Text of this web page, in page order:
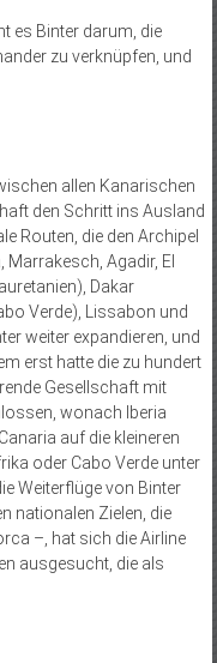
es Binter darum, die
zu verknüpfen, und
allen Kanarischen
den Schritt ins Ausland
Routen, die den Archipel
Agadir, El
Dakar
Verde), Lissabon und
weiter expandieren, und
erst hatte die zu hundert
Gesellschaft mit
wonach Iberia
auf die kleineren
oder Cabo Verde unter
Weiterflüge von Binter
nationalen Zielen, die
–, hat sich die Airline
ausgesucht, die als